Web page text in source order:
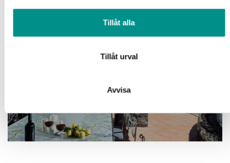
informationen med annan information som du har
tillhandahållit eller som de har samlat in när du har använt
Tillåt alla
Tillåt urval
Avvisa